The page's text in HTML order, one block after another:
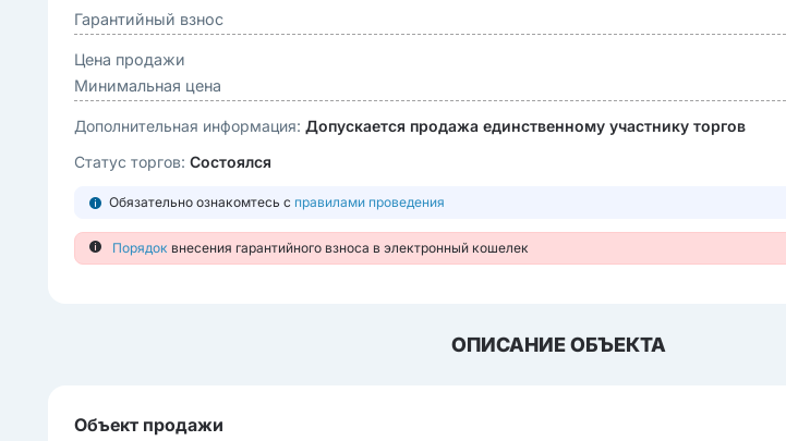
Гарантийный взнос
Цена продажи
Минимальная цена
Дополнительная информация:Допускается продажа единственному участнику торгов
Статус торгов:Состоялся
Обязательно ознакомтесь с правилами проведения
Порядок внесения гарантийного взноса в электронный кошелек
ОПИСАНИЕ ОБЪЕКТА
Объект продажи